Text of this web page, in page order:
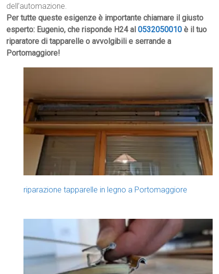
dell’automazione.
Per tutte queste esigenze è importante chiamare il giusto
esperto: Eugenio, che risponde H24 al0532050010 è il tuo
riparatore di tapparelle o avvolgibili e serrande a
Portomaggiore!
riparazione tapparelle in legno a Portomaggiore